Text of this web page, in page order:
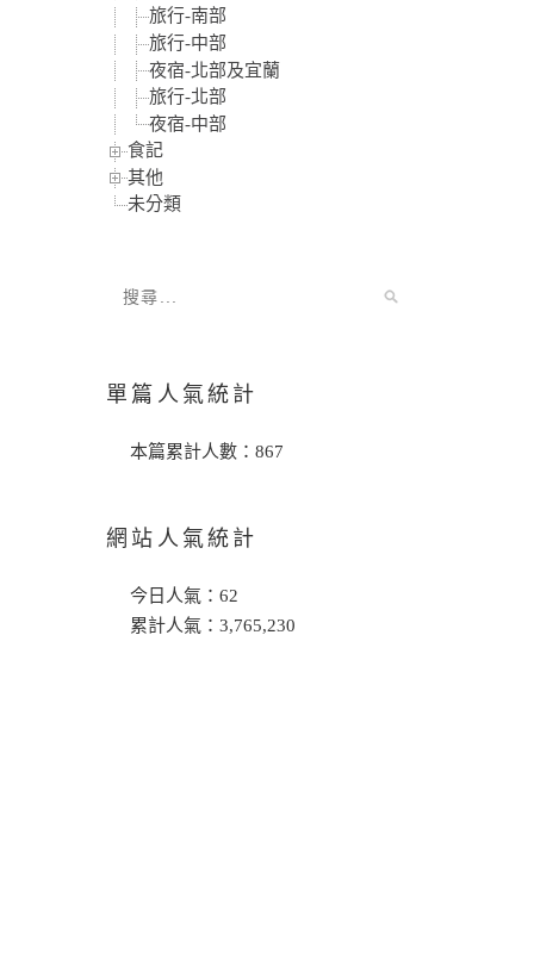
旅行-南部
旅行-中部
夜宿-北部及宜蘭
旅行-北部
夜宿-中部
食記
其他
未分類
單篇人氣統計
本篇累計人數： 867
網站人氣統計
今日人氣： 62
累計人氣： 3,765,230